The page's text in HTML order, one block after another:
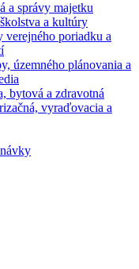
a správy majetku
a kultúry
verejného poriadku a
územného plánovania a
bytová a zdravotná
vyraďovacia a